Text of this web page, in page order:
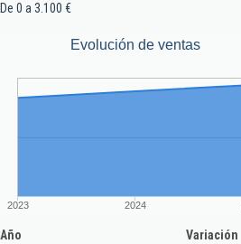
De 0 a 3.100 €
Evolución de ventas
2023 2024
Año
Variación